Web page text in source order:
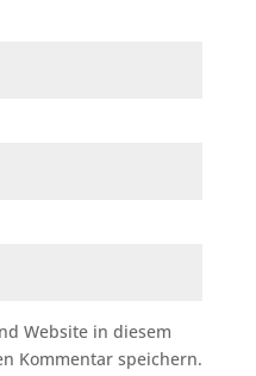
Website in diesem
Kommentar speichern.